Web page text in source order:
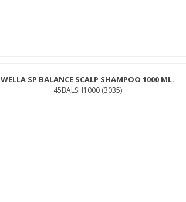
WELLA SP BALANCE SCALP SHAMPOO 1000 ML.
45BALSH1000 (3035)